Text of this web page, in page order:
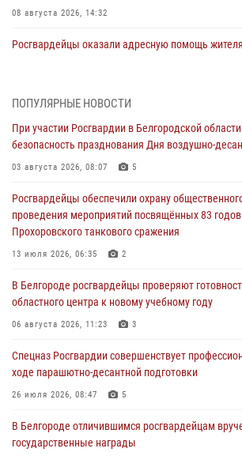
08 августа 2026, 14:32
Росгвардейцы оказали адресную помощь
организационно-штатных подразделений
профессиональным праздником
07 августа 2026, 16:32
В Белгородской области продолжаются
проверки объектов образования с участием
учебному году
07 августа 2026, 16:08
Руководитель управления вневедомственной
по Белгородской области принял участие во
совещании-семинаре в Нижнем Новгороде (видео)
В Алексеевском округе росгвардейцы пресекли
проникновение в детский лагерь «Солнышко»
ПОПУЛЯРНЫЕ НОВОСТИ
При участии Росгвардии в Белгородской
безопасность празднования Дня воздушно-
03 августа 2026, 08:07 5
Росгвардейцы обеспечили охрану
проведения мероприятий посвящённых 83
Прохоровского танкового сражения
13 июля 2026, 06:35 2
В Белгороде росгвардейцы проверяют
областного центра к новому учебному году
06 августа 2026, 11:23 3
Спецназ Росгвардии совершенствует
ходе парашютно-десантной подготовки
26 июля 2026, 08:47 5
В Белгороде отличившимся росгвардейцам
государственные награды